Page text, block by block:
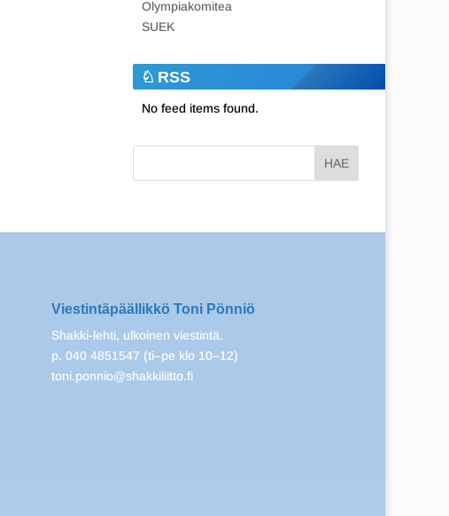
Olympiakomitea
SUEK
RSS
No feed items found.
Viestintäpäällikkö Toni Pönniö
Shakki-lehti, ulkoinen viestintä.
p. 040 4851547 (ti–pe klo 10–12)
toni.ponnio@shakkiliitto.fi